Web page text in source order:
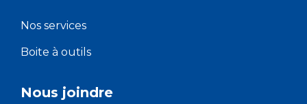
Nos services
Boite à outils
Nous joindre